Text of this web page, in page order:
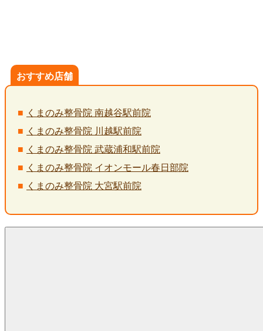
おすすめ店舗
くまのみ整骨院 南越谷駅前院
くまのみ整骨院 川越駅前院
くまのみ整骨院 武蔵浦和駅前院
くまのみ整骨院 イオンモール春日部院
くまのみ整骨院 大宮駅前院